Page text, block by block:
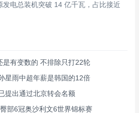
电总装机突破 14 亿千瓦，占比接近
是有变数的 不排除只打22轮
星雨中超年薪是韩国的12倍
提出通过北京转会名额
部6冠奥沙利文6世界锦标赛